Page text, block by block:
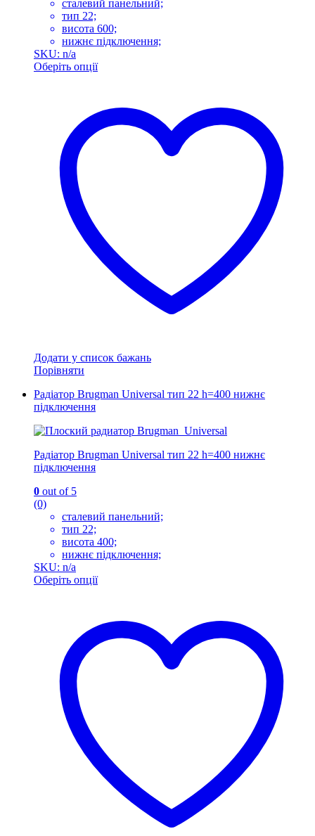
сталевий панельний;
тип 22;
висота 600;
нижнє підключення;
SKU: n/a
Оберіть опції
варіантів.
Параметри
можна
вибрати
сторінці
товару
Додати у список бажань
Порівняти
Радіатор Brugman Universal тип 22 h=400 нижнє
підключення
Радіатор Brugman Universal тип 22 h=400 нижнє
підключення
0 out of 5
(0)
сталевий панельний;
тип 22;
висота 400;
нижнє підключення;
SKU: n/a
Оберіть опції
варіантів.
Параметри
можна
вибрати
сторінці
товару